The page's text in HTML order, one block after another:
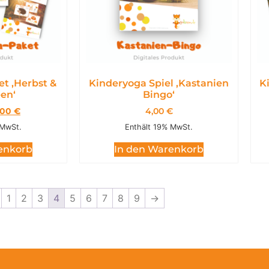
,Herbst &
€
Kinderyoga Spiel ,Kastanien
Bingo‘
4,00 €
Enthält 19% MwSt.
In den Warenkorb
1 2 3 4 5 6 7 8 9 →